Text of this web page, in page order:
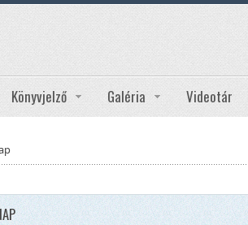
Könyvjelző Galéria Videotár